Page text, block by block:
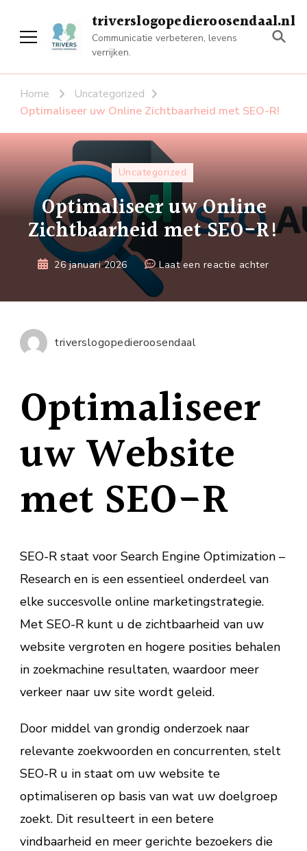
triverslogopedieroosendaal.nl
Communicatie verbeteren, levens
verrijken.
Home
Uncategorized
Optimaliseer uw Online Zichtbaarheid met SEO-R!
Uncategorized
Optimaliseer uw Online
Zichtbaarheid met SEO-R!
26 januari 2026 Laat een reactie achterop
uw
triverslogopedieroosendaal
Optimaliseer
uw Website
met SEO-R
SEO-R staat voor Search Engine Optimization –
Research en is een essentieel onderdeel van
elke succesvolle online marketingstrategie.
Met SEO-R kunt u de zichtbaarheid van uw
website vergroten en hogere posities behalen
in zoekmachine resultaten, waardoor meer
verkeer naar uw site wordt geleid.
Door middel van grondig onderzoek naar
relevante zoekwoorden en concurrenten, stelt
SEO-R u in staat om uw website te
optimaliseren op basis van wat uw doelgroep
zoekt. Dit resulteert in een betere
vindbaarheid en meer gerichte bezoekers die